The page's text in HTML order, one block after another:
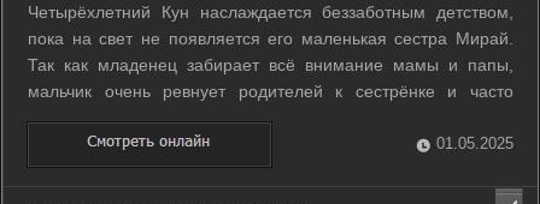
Четырёхлетний Кун наслаждается беззаботным детством,
пока на свет не появляется его маленькая сестра Мирай.
Так как младенец забирает всё внимание мамы и папы,
мальчик очень ревнует родителей к сестрёнке и часто
прячется на заднем дворе, где растёт волшебное семейное
дерево. Внезапно Кун оказывается в фантастическом мире,
где переплетаются ...
01.05.2025